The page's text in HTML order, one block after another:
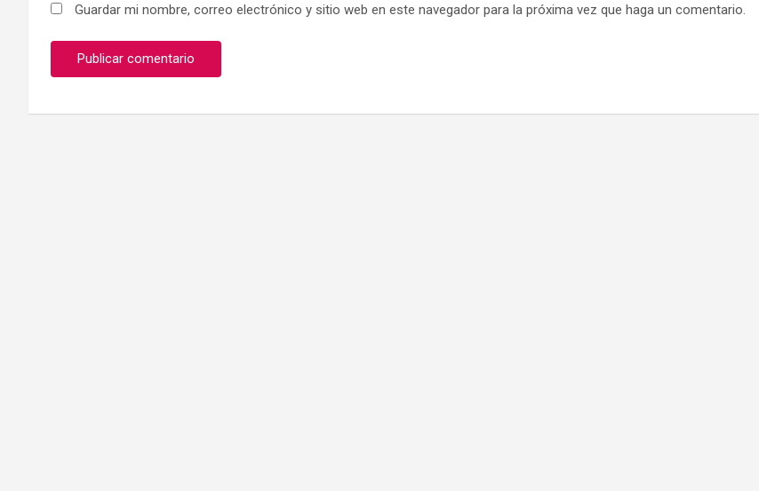
Guardar mi nombre, correo electrónico y sitio web en este navegador para la próxima vez que haga un comentario.